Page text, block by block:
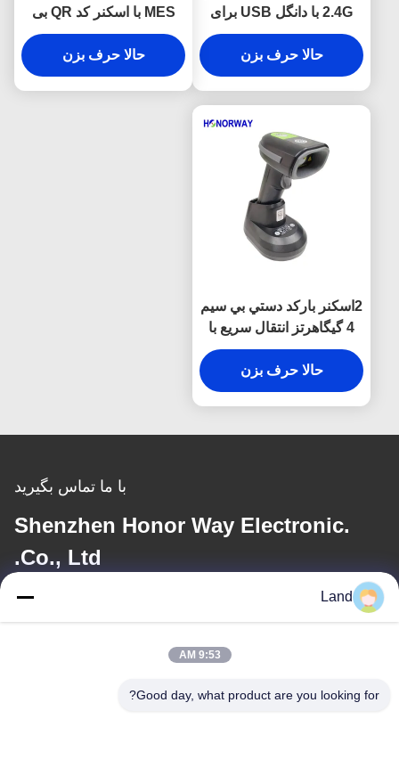
2.4G با دانگل USB برای
سیستم عامل‌های هوشمند
اندروید و اپل
حالا حرف بزن
MES با اسکنر کد QR بی
سیم 2 اینچی
حالا حرف بزن
2اسکنر بارکد دستي بي سيم
4 گيگاهرتز انتقال سريع با
باتري 2600 ميلي آمپر
حالا حرف بزن
با ما تماس بگیرید
Shenzhen Honor Way Electronic.
Co., Ltd.
Land
9:53 AM
Good day, what product are you looking for?